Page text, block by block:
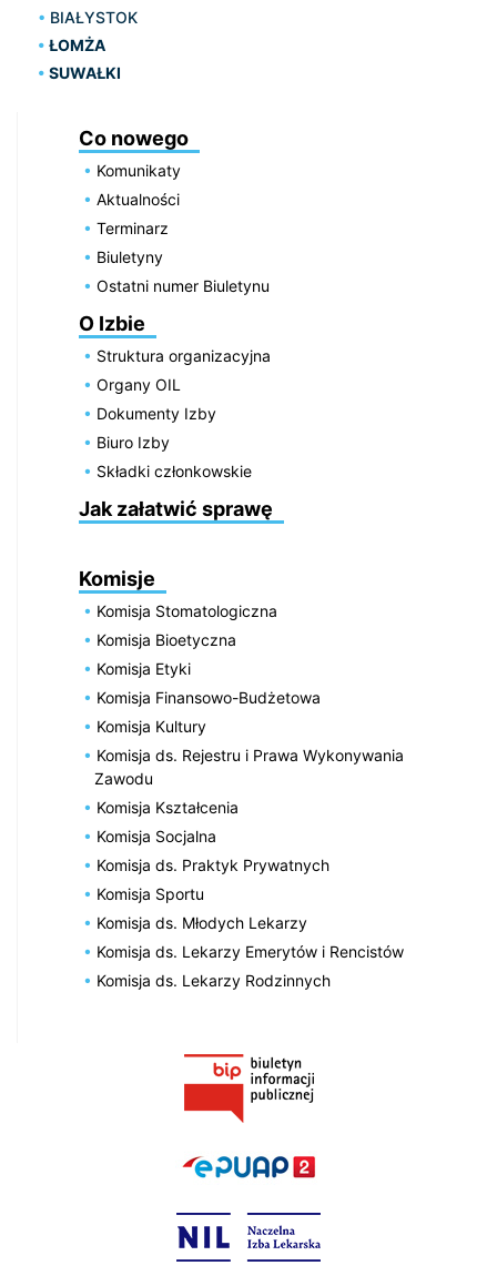
BIAŁYSTOK
ŁOMŻA
SUWAŁKI
Co nowego
Komunikaty
Aktualności
Terminarz
Biuletyny
Ostatni numer Biuletynu
O Izbie
Struktura organizacyjna
Organy OIL
Dokumenty Izby
Biuro Izby
Składki członkowskie
Jak załatwić sprawę
Komisje
Komisja Stomatologiczna
Komisja Bioetyczna
Komisja Etyki
Komisja Finansowo-Budżetowa
Komisja Kultury
Komisja ds. Rejestru i Prawa Wykonywania
Zawodu
Komisja Kształcenia
Komisja Socjalna
Komisja ds. Praktyk Prywatnych
Komisja Sportu
Komisja ds. Młodych Lekarzy
Komisja ds. Lekarzy Emerytów i Rencistów
Komisja ds. Lekarzy Rodzinnych